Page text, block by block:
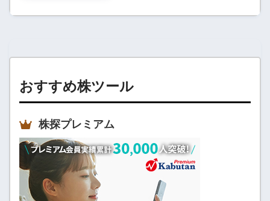
おすすめ株ツール
株探プレミアム